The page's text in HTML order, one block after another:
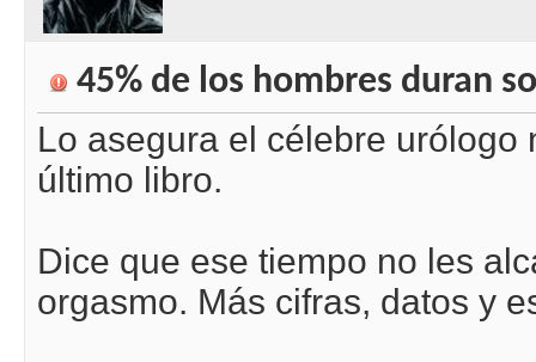
45% de los hombres duran
Lo asegura el célebre
último libro.
Dice que ese tiempo no les
orgasmo. Más cifras, datos y